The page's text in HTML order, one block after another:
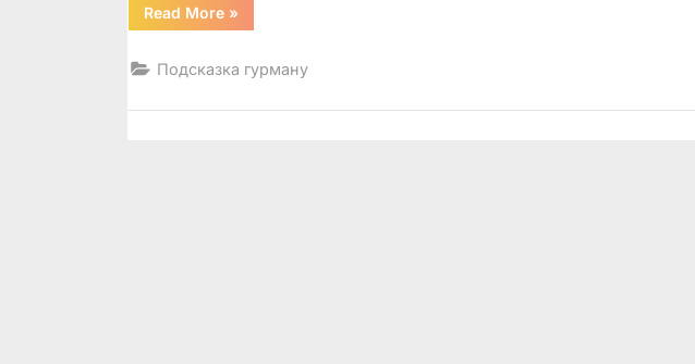
Read More“Рыбка
плавала
кто
»
Подсказка гурману